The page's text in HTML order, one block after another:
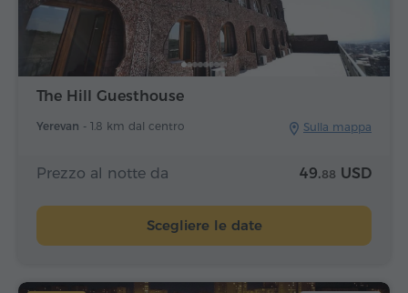
The Hill Guesthouse
Yerevan - 1.8 km dal centro Sulla mappa
Prezzo al notte da 49.88 USD
Scegliere le date